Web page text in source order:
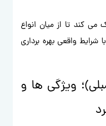
کند تا از میان انواع
شرایط واقعی بهره برداری
ویژگی ها و